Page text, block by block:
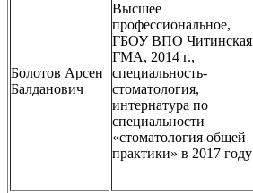
Болотов Арсен
Балданович
Высшее
профессиональное,
ГБОУ ВПО Читинская
ГМА, 2014 г.,
специальность-
стоматология,
интернатура по
специальности
«стоматология общей
практики» в 2017 году